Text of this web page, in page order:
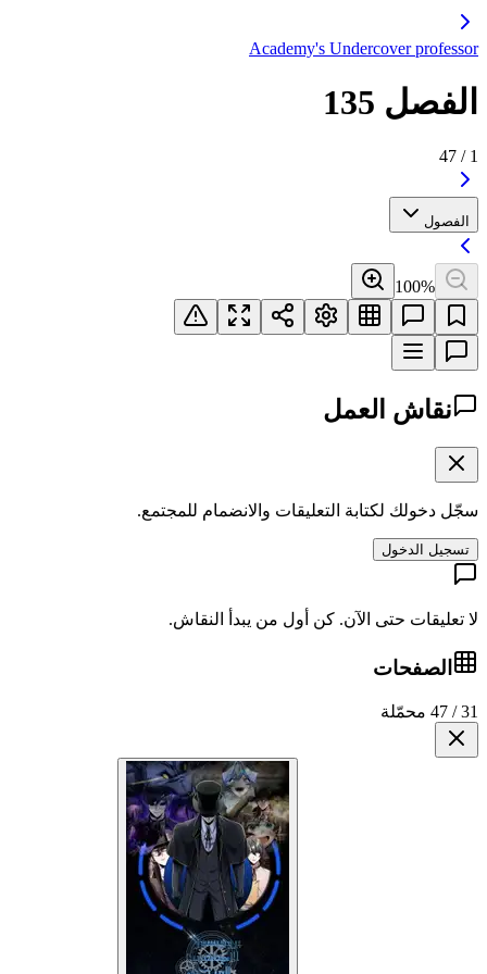
Academy's Undercover professor
الفصل 135
/
47
الفصول
100%
نقاش العمل
سجّل دخولك لكتابة التعليقات والانضمام للمجتمع.
تسجيل الدخول
لا تعليقات حتى الآن. كن أول من يبدأ النقاش.
الصفحات
31 / 47 محمّلة